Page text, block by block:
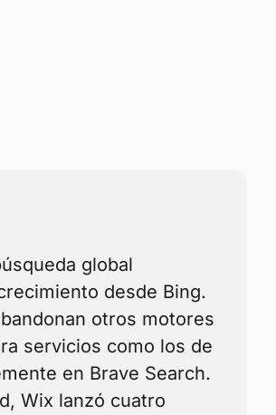
global
desde Bing.
otros motores
servicios como los de
en Brave Search.
Wix lanzó cuatro